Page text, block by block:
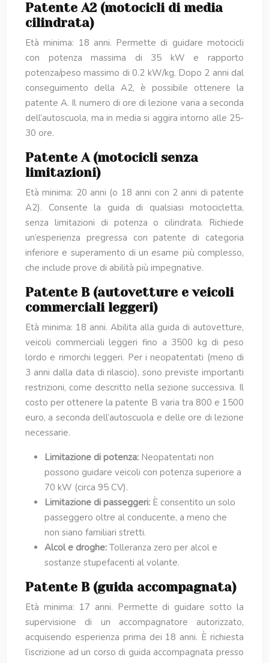
Patente A2 (motocicli di media
cilindrata)
Età minima: 18 anni. Permette di guidare motocicli
con potenza massima di 35 kW e rapporto
potenza/peso massimo di 0.2 kW/kg. Dopo 2 anni dal
conseguimento della A2, è possibile ottenere la
patente A. Il numero di ore di lezione varia a seconda
dell’autoscuola, ma in media si aggira intorno alle 25-
30 ore.
Patente A (motocicli senza
limitazioni)
Età minima: 20 anni (o 18 anni con 2 anni di patente
A2). Consente la guida di qualsiasi motocicletta,
senza limitazioni di potenza o cilindrata. Richiede
un’esperienza pregressa con patente di categoria
inferiore e superamento di un esame più complesso,
che include prove di abilità più impegnative.
Patente B (autovetture e veicoli
commerciali leggeri)
Età minima: 18 anni. Abilita alla guida di autovetture,
veicoli commerciali leggeri fino a 3500 kg di peso
lordo e rimorchi leggeri. Per i neopatentati (meno di
3 anni dalla data di rilascio), sono previste importanti
restrizioni, come descritto nella sezione successiva. Il
costo per ottenere la patente B varia tra 800 e 1500
euro, a seconda dell’autoscuola e delle ore di lezione
necessarie.
Limitazione di potenza: Neopatentati non
possono guidare veicoli con potenza superiore a
70 kW (circa 95 CV).
Limitazione di passeggeri: È consentito un solo
passeggero oltre al conducente, a meno che
non siano familiari stretti.
Alcol e droghe: Tolleranza zero per alcol e
sostanze stupefacenti al volante.
Patente B (guida accompagnata)
Età minima: 17 anni. Permette di guidare sotto la
supervisione di un accompagnatore autorizzato,
acquisendo esperienza prima dei 18 anni. È richiesta
l’iscrizione ad un corso di guida accompagnata presso